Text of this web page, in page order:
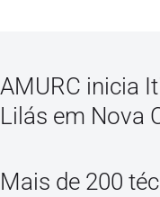
AMURC inicia
Lilás em Nova
Mais de 200